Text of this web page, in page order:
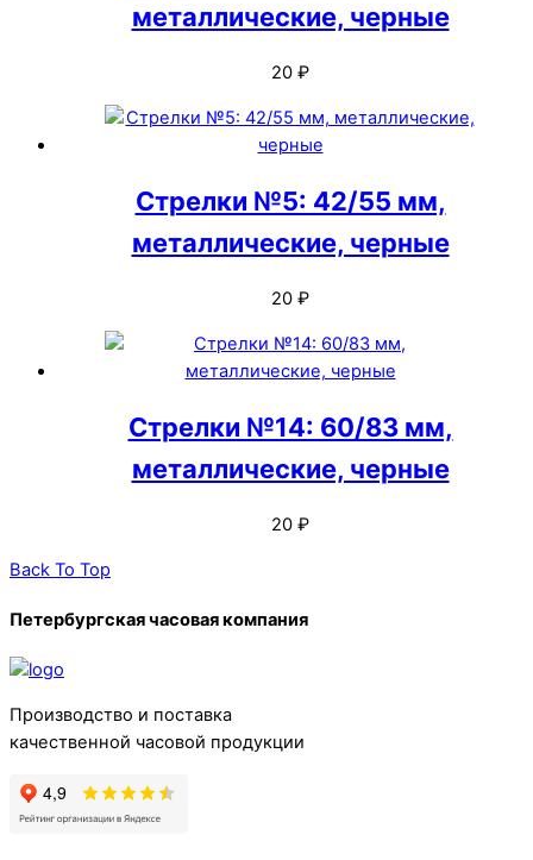
металлические, черные
20 ₽
Стрелки №5: 42/55 мм,
металлические, черные
20 ₽
Стрелки №14: 60/83 мм,
металлические, черные
20 ₽
Back To Top
Петербургская часовая компания
Производство и поставка
качественной часовой продукции